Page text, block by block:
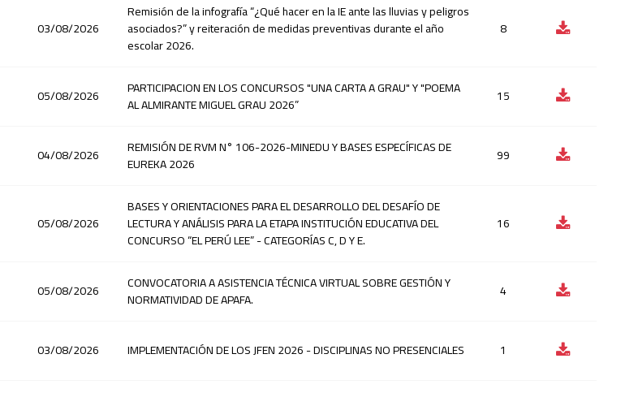
03/08/2026
Remisión de la infografía “¿Qué hacer en la IE ante las lluvias y peligros
asociados?” y reiteración de medidas preventivas durante el año
escolar 2026.
8
05/08/2026
PARTICIPACION EN LOS CONCURSOS "UNA CARTA A GRAU" Y "POEMA
AL ALMIRANTE MIGUEL GRAU 2026”
15
04/08/2026
REMISIÓN DE RVM N° 106-2026-MINEDU Y BASES ESPECÍFICAS DE
EUREKA 2026
99
05/08/2026
BASES Y ORIENTACIONES PARA EL DESARROLLO DEL DESAFÍO DE
LECTURA Y ANÁLISIS PARA LA ETAPA INSTITUCIÓN EDUCATIVA DEL
CONCURSO “EL PERÚ LEE” - CATEGORÍAS C, D Y E.
16
05/08/2026
CONVOCATORIA A ASISTENCIA TÉCNICA VIRTUAL SOBRE GESTIÓN Y
NORMATIVIDAD DE APAFA.
4
03/08/2026 IMPLEMENTACIÓN DE LOS JFEN 2026 - DISCIPLINAS NO PRESENCIALES 1